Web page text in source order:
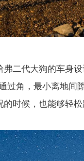
弗二代大狗的车身
过角，最小离地间
的时候，也能够轻